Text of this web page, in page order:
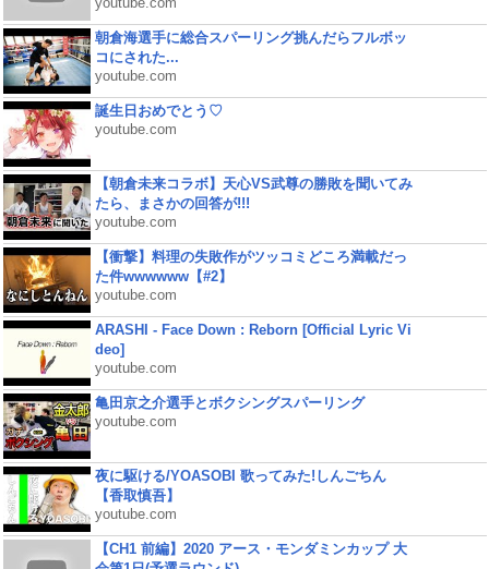
youtube.com
朝倉海選手に総合スパーリング挑んだらフルボッ
コにされた...
youtube.com
誕生日おめでとう♡
youtube.com
【朝倉未来コラボ】天心VS武尊の勝敗を聞いてみ
たら、まさかの回答が!!!
youtube.com
【衝撃】料理の失敗作がツッコミどころ満載だっ
た件wwwwww【#2】
youtube.com
ARASHI - Face Down : Reborn [Official Lyric Vi
deo]
youtube.com
亀田京之介選手とボクシングスパーリング
youtube.com
夜に駆ける/YOASOBI 歌ってみた!しんごちん
【香取慎吾】
youtube.com
【CH1 前編】2020 アース・モンダミンカップ 大